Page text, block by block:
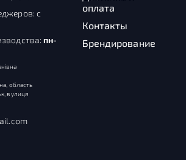
с
пн-
область
вулиця
оплата
Контакты
Брендирование